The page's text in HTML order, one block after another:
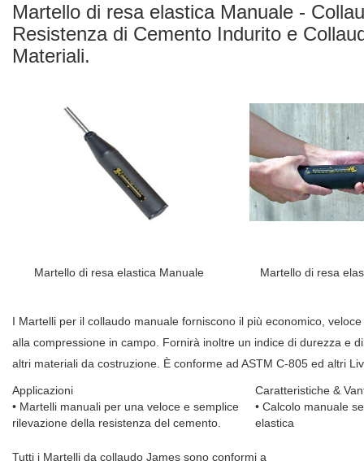
Martello di resa elastica Manuale -
Resistenza di Cemento Indurito e
Materiali.
Martello di resa elastica Manuale Martello di resa
I Martelli per il collaudo manuale forniscono il più economico,
alla compressione in campo. Fornirà inoltre un indice di durezza e
altri materiali da costruzione. È conforme ad ASTM C-805 ed altri
Applicazioni
• Martelli manuali per una veloce e semplice
rilevazione della resistenza del cemento.
Caratteristiche &
• Calcolo manuale
elastica
Tutti i Martelli da collaudo James sono conformi a